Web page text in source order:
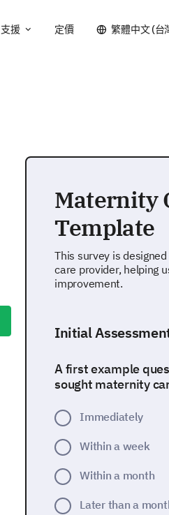
支援 定價 繁體中文 (台
Maternity
Template
This survey is
care provider, helping
improvement.
Initial
A first example
sought maternity
Immediately
Within a week
Within a month
Later than a